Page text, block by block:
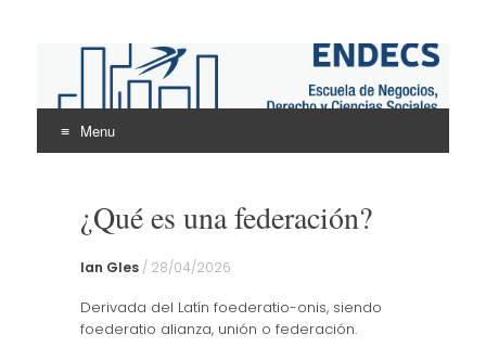
ENDECS
Escuela de Negocios Derecho y Ciencias Sociales
Menu
content¿Qué es una federación?
Ian Gles/ 28/04/2026
Derivada del Latín foederatio-onis, siendo
foederatio alianza, unión o federación.